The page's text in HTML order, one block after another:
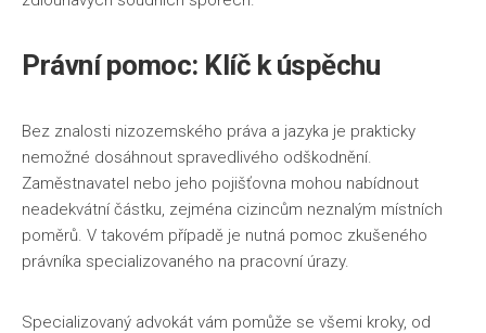
Právní pomoc: Klíč k úspěchu
Bez znalosti nizozemského práva a jazyka je prakticky
nemožné dosáhnout spravedlivého odškodnění.
Zaměstnavatel nebo jeho pojišťovna mohou nabídnout
neadekvátní částku, zejména cizincům neznalým místních
poměrů. V takovém případě je nutná pomoc zkušeného
právníka specializovaného na pracovní úrazy.
Specializovaný advokát vám pomůže se všemi kroky, od